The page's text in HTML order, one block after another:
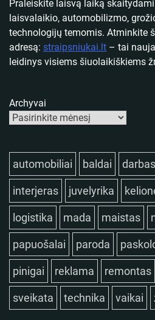
Praleiskite laisvą laiką
laisvalaikio, automobilizmo,
technologijų temomis. Atminkite
adresą: straipsniukai.lt – tai
leidinys visiems šiuolaikiškiems
Archyvai
automobiliai baldai darbas
interjeras juvelyrika
logistika mada maistas
papuošalai paroda
pinigai reklama remontas
sveikata technika vaikai